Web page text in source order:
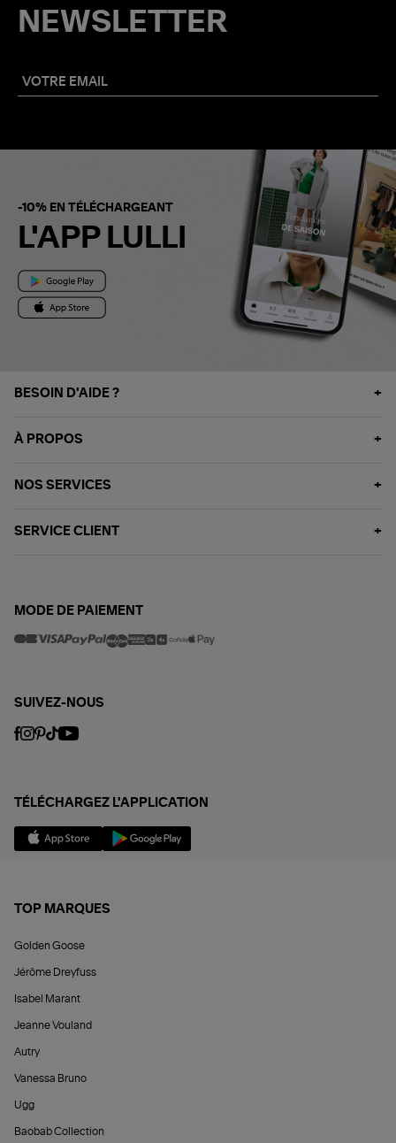
NEWSLETTER
-10% EN TÉLÉCHARGEANT
L'APP LULLI
BESOIN D'AIDE ?
À PROPOS
NOS SERVICES
SERVICE CLIENT
MODE DE PAIEMENT
SUIVEZ-NOUS
TÉLÉCHARGEZ L'APPLICATION
TOP MARQUES
Golden Goose
Jérôme Dreyfuss
Isabel Marant
Jeanne Vouland
Autry
Vanessa Bruno
Ugg
Baobab Collection